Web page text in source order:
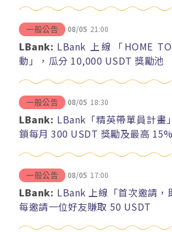
一般公告 08/05 21:00
LBank: LBank 上線「HOME
動」，瓜分 10,000 USDT 獎勵池
一般公告 08/05 18:30
LBank: LBank「精英帶單員計畫
鎖每月 300 USDT 獎勵及最高
一般公告 08/05 17:00
LBank: LBank 上線「首次邀請，
每邀請一位好友賺取 50 USDT